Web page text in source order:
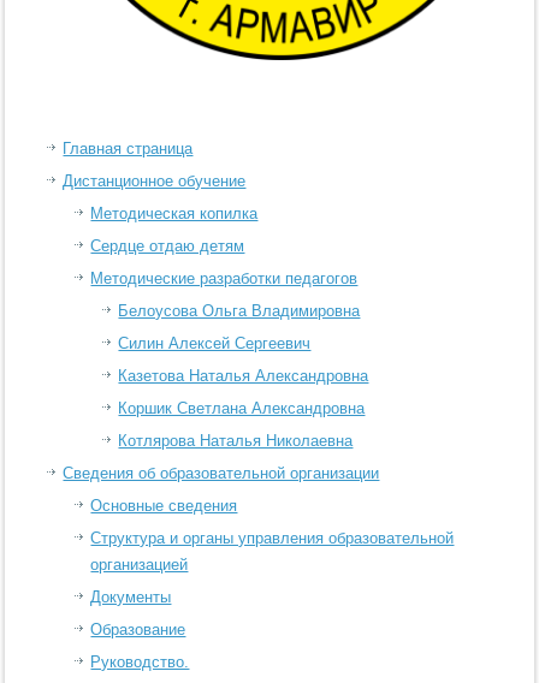
Главная страница
Дистанционное обучение
Методическая копилка
Сердце отдаю детям
Методические разработки педагогов
Белоусова Ольга Владимировна
Силин Алексей Сергеевич
Казетова Наталья Александровна
Коршик Светлана Александровна
Котлярова Наталья Николаевна
Сведения об образовательной организации
Основные сведения
Структура и органы управления образовательной
организацией
Документы
Образование
Руководство.